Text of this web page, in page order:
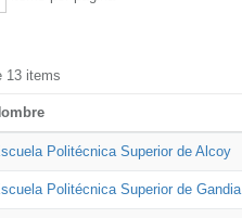
13 items
Politécnica Superior de Alcoy
Politécnica Superior de Gandia